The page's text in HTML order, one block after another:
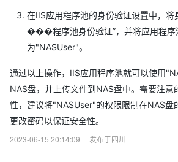
在IIS应用程序池的身份验证设置中，将
���程序池身份验证”，并将应用程序
为"NASUser"。
通过以上操作，IIS应用程序池就可以使用
NAS盘，并上传文件到NAS盘中。需要注意
性，建议将"NASUser"的权限限制在NAS盘
更改密码以保证安全性。
2023-06-15 20:14:09
发布于四川